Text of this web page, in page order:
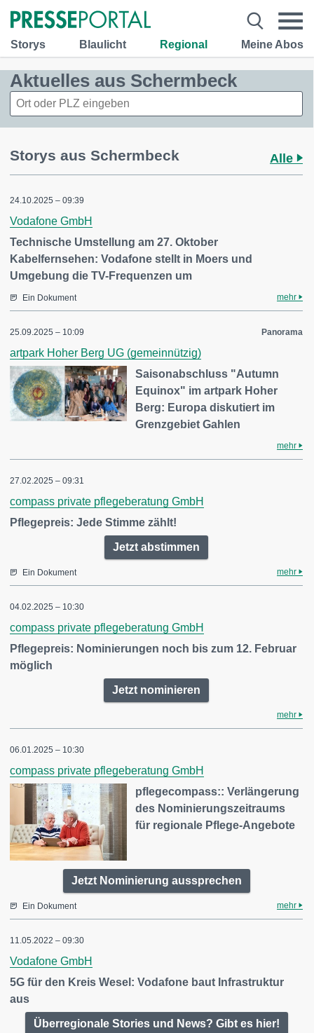
Storys Blaulicht Regional Meine Abos
Aktuelles aus Schermbeck
Storys aus Schermbeck Alle
24.10.2025 – 09:39
Vodafone GmbH
Technische Umstellung am 27. Oktober
Kabelfernsehen: Vodafone stellt in Moers und
Umgebung die TV-Frequenzen um
Ein Dokument mehr
25.09.2025 – 10:09 Panorama
artpark Hoher Berg UG (gemeinnützig)
Saisonabschluss "Autumn
Equinox" im artpark Hoher
Berg: Europa diskutiert im
Grenzgebiet Gahlen
mehr
27.02.2025 – 09:31
compass private pflegeberatung GmbH
Pflegepreis: Jede Stimme zählt!
Jetzt abstimmen
Ein Dokument mehr
04.02.2025 – 10:30
compass private pflegeberatung GmbH
Pflegepreis: Nominierungen noch bis zum 12. Februar
möglich
Jetzt nominieren
mehr
06.01.2025 – 10:30
compass private pflegeberatung GmbH
pflegecompass:: Verlängerung
des Nominierungszeitraums
für regionale Pflege-Angebote
Jetzt Nominierung aussprechen
Ein Dokument mehr
11.05.2022 – 09:30
Vodafone GmbH
5G für den Kreis Wesel: Vodafone baut Infrastruktur
aus
Überregionale Stories und News? Gibt es hier!